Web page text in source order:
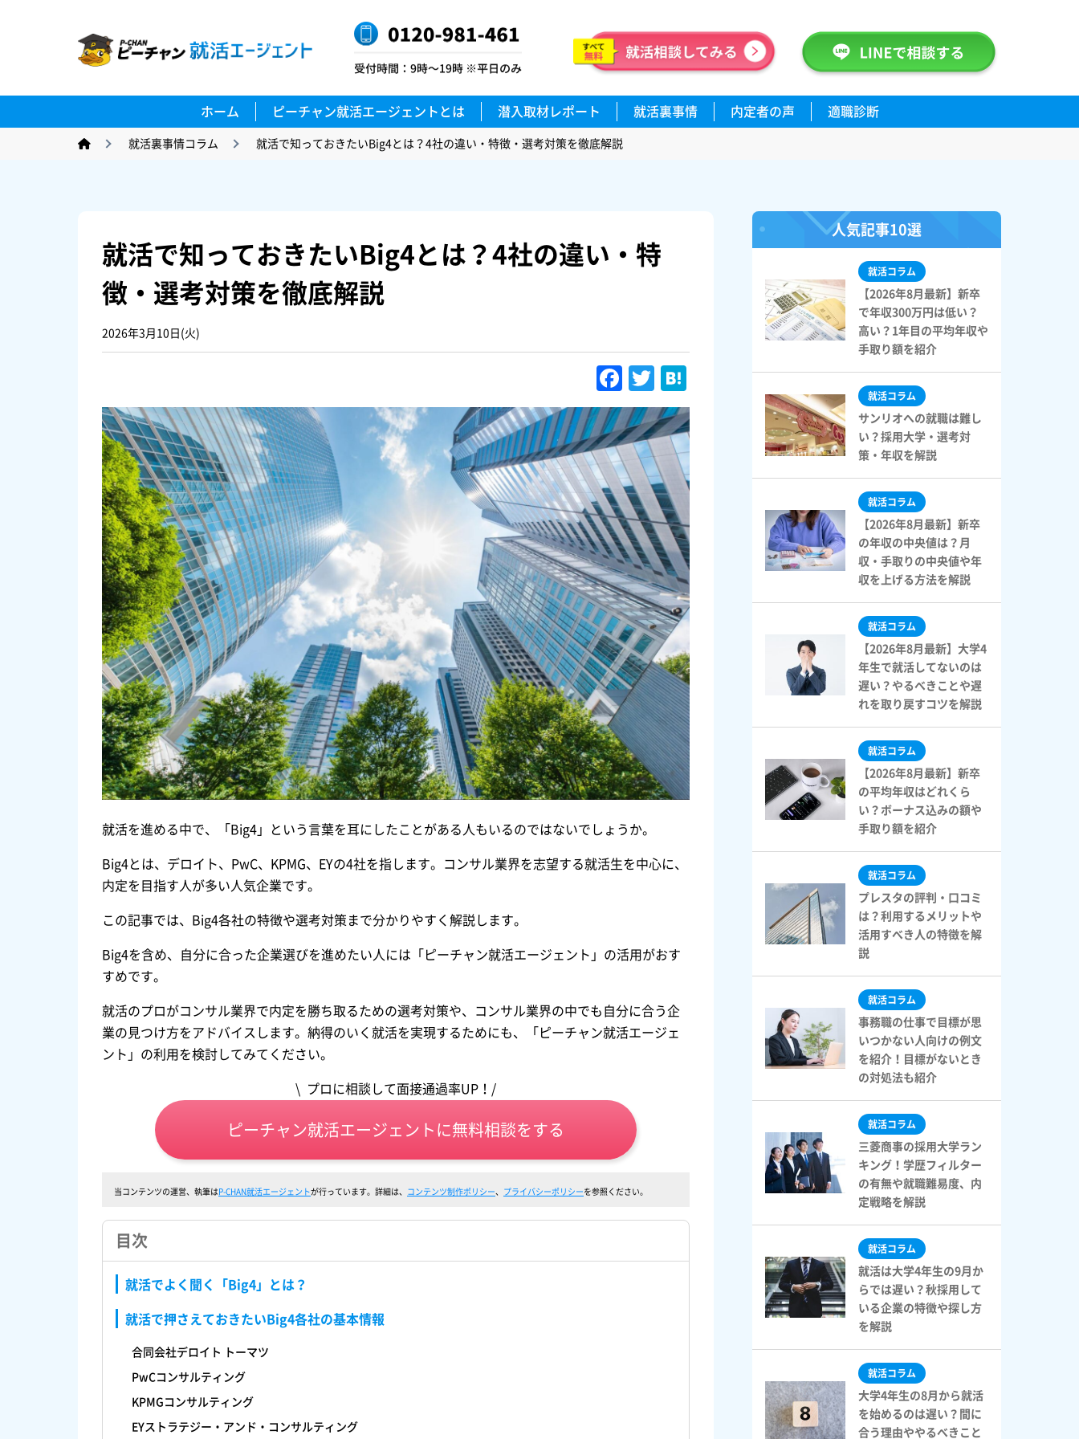
ホーム ピーチャン就活エージェントとは 潜入取材レポート 就活裏事情 内定者の声 適職診断
就活裏事情コラム 就活で知っておきたいBig4とは？4社の違い・特徴・選考対策を徹底解説
就活で知っておきたいBig4とは？4社の違い・特
徴・選考対策を徹底解説
2026年3月10日(火)
Facebook
TwitterHatena
就活を進める中で、「Big4」という言葉を耳にしたことがある人もいるのではないでしょうか。
Big4とは、デロイト、PwC、KPMG、EYの4社を指します。コンサル業界を志望する就活生を中心に、
内定を目指す人が多い人気企業です。
この記事では、Big4各社の特徴や選考対策まで分かりやすく解説します。
Big4を含め、自分に合った企業選びを進めたい人には「ピーチャン就活エージェント」の活用がおす
すめです。
就活のプロがコンサル業界で内定を勝ち取るための選考対策や、コンサル業界の中でも自分に合う企
業の見つけ方をアドバイスします。納得のいく就活を実現するためにも、「ピーチャン就活エージェ
ント」の利用を検討してみてください。
\ プロに相談して面接通過率UP！/
ピーチャン就活エージェントに無料相談をする
当コンテンツの運営、執筆は P-CHAN就活エージェントが行っています。詳細は、 コンテンツ制作ポリシー プライバシーポリシー を参照ください。
目次
就活でよく聞く「Big4」とは？
就活で押さえておきたいBig4各社の基本情報
合同会社デロイト トーマツ
PwCコンサルティング
KPMGコンサルティング
EYストラテジー・アンド・コンサルティング
人気記事10選
就活コラム
【2026年8月最新】新卒
で年収300万円は低い？
高い？1年目の平均年収や
手取り額を紹介
就活コラム
サンリオへの就職は難し
い？採用大学・選考対
策・年収を解説
就活コラム
【2026年8月最新】新卒
の年収の中央値は？月
収・手取りの中央値や年
収を上げる方法を解説
就活コラム
【2026年8月最新】大学4
年生で就活してないのは
遅い？やるべきことや遅
れを取り戻すコツを解説
就活コラム
【2026年8月最新】新卒
の平均年収はどれくら
い？ボーナス込みの額や
手取り額を紹介
就活コラム
プレスタの評判・口コミ
は？利用するメリットや
活用すべき人の特徴を解
説
就活コラム
事務職の仕事で目標が思
いつかない人向けの例文
を紹介！目標がないとき
の対処法も紹介
就活コラム
三菱商事の採用大学ラン
キング！学歴フィルター
の有無や就職難易度、内
定戦略を解説
就活コラム
就活は大学4年生の9月か
らでは遅い？秋採用して
いる企業の特徴や探し方
を解説
就活コラム
大学4年生の8月から就活
を始めるのは遅い？間に
合う理由ややるべきこと